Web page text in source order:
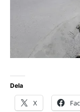
Dela
X